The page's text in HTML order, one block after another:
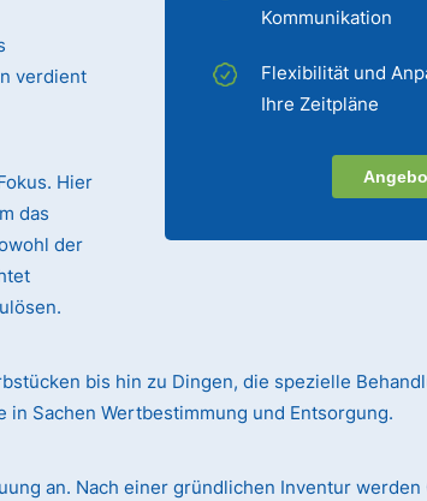
Kommunikation
Flexibilität und
Ihre Zeitpläne
verdient
Hier
das
der
bis hin zu Dingen, die spezielle
Sachen Wertbestimmung und Entsorgung.
an. Nach einer gründlichen Inventur